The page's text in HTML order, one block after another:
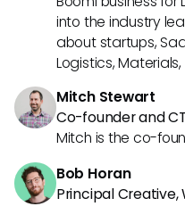
into the industry
about startups,
Logistics,
Mitch Stewart
Co-founder and
Mitch is the co-
Bob Horan
Principal Creative,